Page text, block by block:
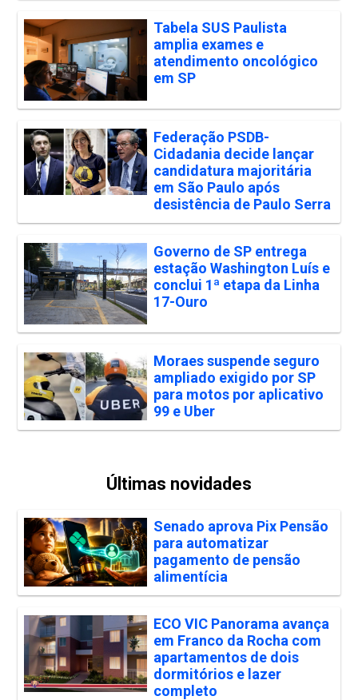
Tabela SUS Paulista
amplia exames e
atendimento oncológico
em SP
Federação PSDB-
Cidadania decide lançar
candidatura majoritária
em São Paulo após
desistência de Paulo Serra
Governo de SP entrega
estação Washington Luís e
conclui 1ª etapa da Linha
17-Ouro
Moraes suspende seguro
ampliado exigido por SP
para motos por aplicativo
99 e Uber
Últimas novidades
Senado aprova Pix Pensão
para automatizar
pagamento de pensão
alimentícia
ECO VIC Panorama avança
em Franco da Rocha com
apartamentos de dois
dormitórios e lazer
completo